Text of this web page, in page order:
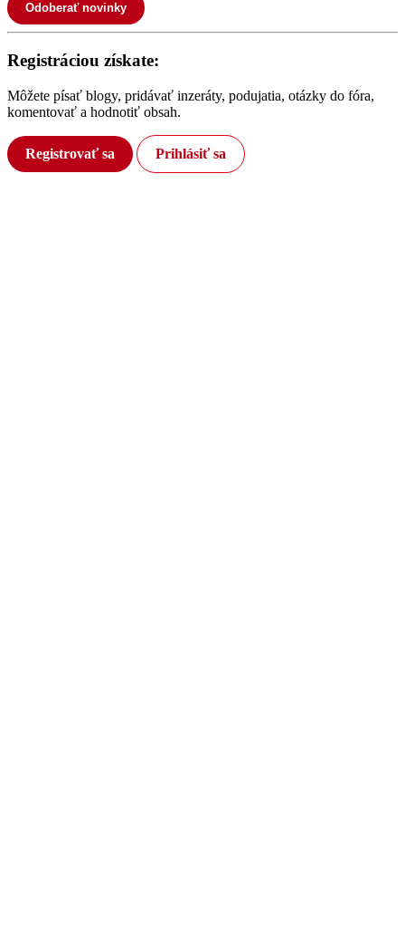
Odoberať novinky
Registráciou získate:
Môžete písať blogy, pridávať inzeráty, podujatia, otázky do fóra,
komentovať a hodnotiť obsah.
Registrovať sa Prihlásiť sa